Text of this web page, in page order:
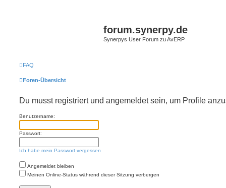
forum.synerpy.de
Synerpys User Forum zu AvERP
FAQ
Foren-Übersicht
Du musst registriert und angemeldet sein, um Profile
Benutzername:
Passwort:
Ich habe mein Passwort vergessen
Angemeldet bleiben
Meinen Online-Status während dieser Sitzung verbergen